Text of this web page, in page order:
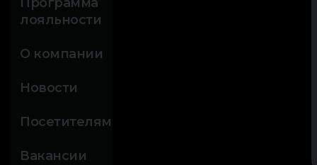
лояльности
О компании
Новости
Посетителям
Вакансии